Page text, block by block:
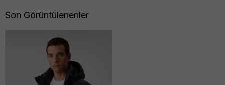
Son Görüntülenenler